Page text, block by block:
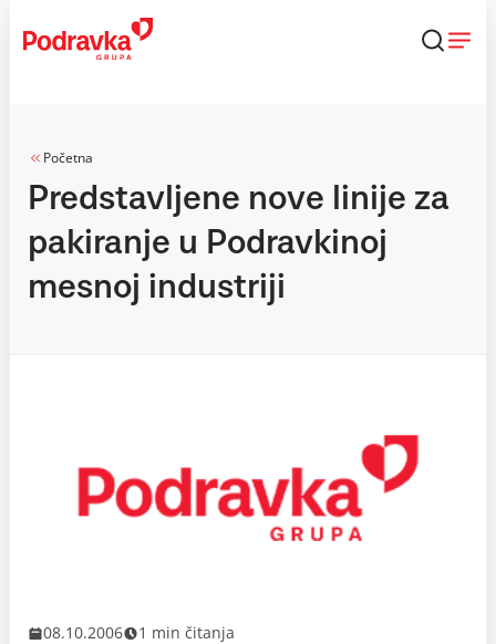
content
Početna
Predstavljene nove linije za
pakiranje u Podravkinoj
mesnoj industriji
08.10.2006 1 min čitanja